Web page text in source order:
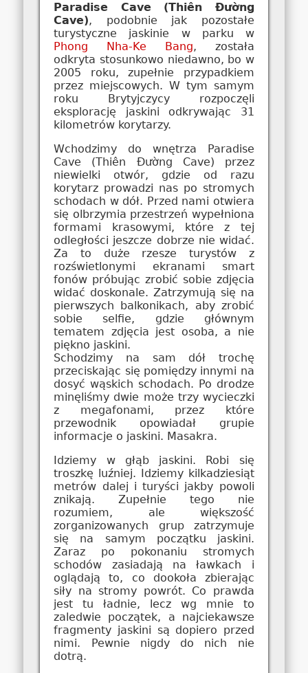
Paradise Cave (Thiên Đường
Cave), podobnie jak pozostałe
turystyczne jaskinie w parku w
Phong Nha-Ke Bang, została
odkryta stosunkowo niedawno, bo w
2005 roku, zupełnie przypadkiem
przez miejscowych. W tym samym
roku Brytyjczycy rozpoczęli
eksplorację jaskini odkrywając 31
kilometrów korytarzy.
Wchodzimy do wnętrza Paradise
Cave (Thiên Đường Cave) przez
niewielki otwór, gdzie od razu
korytarz prowadzi nas po stromych
schodach w dół. Przed nami otwiera
się olbrzymia przestrzeń wypełniona
formami krasowymi, które z tej
odległości jeszcze dobrze nie widać.
Za to duże rzesze turystów z
rozświetlonymi ekranami smart
fonów próbując zrobić sobie zdjęcia
widać doskonale. Zatrzymują się na
pierwszych balkonikach, aby zrobić
sobie selfie, gdzie głównym
tematem zdjęcia jest osoba, a nie
piękno jaskini.
Schodzimy na sam dół trochę
przeciskając się pomiędzy innymi na
dosyć wąskich schodach. Po drodze
minęliśmy dwie może trzy wycieczki
z megafonami, przez które
przewodnik opowiadał grupie
informacje o jaskini. Masakra.
Idziemy w głąb jaskini. Robi się
troszkę luźniej. Idziemy kilkadziesiąt
metrów dalej i turyści jakby powoli
znikają. Zupełnie tego nie
rozumiem, ale większość
zorganizowanych grup zatrzymuje
się na samym początku jaskini.
Zaraz po pokonaniu stromych
schodów zasiadają na ławkach i
oglądają to, co dookoła zbierając
siły na stromy powrót. Co prawda
jest tu ładnie, lecz wg mnie to
zaledwie początek, a najciekawsze
fragmenty jaskini są dopiero przed
nimi. Pewnie nigdy do nich nie
dotrą.